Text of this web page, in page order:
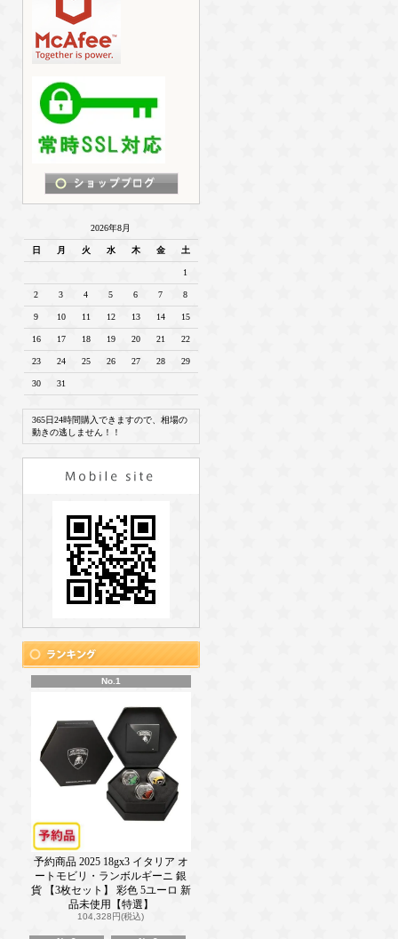
2026年8月
日 月 火 水 木 金 土
1
2 3 4 5 6 7 8
9 10 11 12 13 14 15
16 17 18 19 20 21 22
23 24 25 26 27 28 29
30 31
365日24時間購入できますので、相場の
動きの逃しません！！
No.1
予約商品 2025 18gx3 イタリア オ
ートモビリ・ランボルギーニ 銀
貨 【3枚セット】 彩色 5ユーロ 新
品未使用【特選】
104,328円(税込)